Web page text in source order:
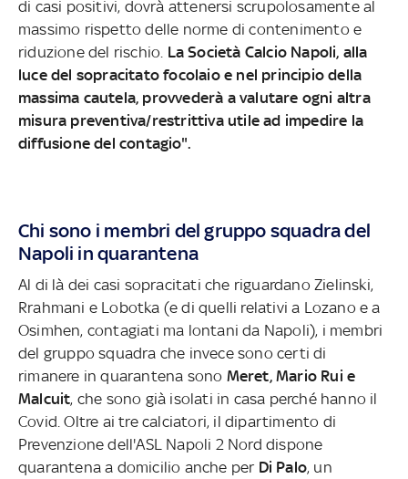
di casi positivi, dovrà attenersi scrupolosamente al
massimo rispetto delle norme di contenimento e
riduzione del rischio. La Società Calcio Napoli, alla
luce del sopracitato focolaio e nel principio della
massima cautela, provvederà a valutare ogni altra
misura preventiva/restrittiva utile ad impedire la
diffusione del contagio".
Chi sono i membri del gruppo squadra del
Napoli in quarantena
Al di là dei casi sopracitati che riguardano Zielinski,
Rrahmani e Lobotka (e di quelli relativi a Lozano e a
Osimhen, contagiati ma lontani da Napoli), i membri
del gruppo squadra che invece sono certi di
rimanere in quarantena sono Meret, Mario Rui e
Malcuit, che sono già isolati in casa perché hanno il
Covid. Oltre ai tre calciatori, il dipartimento di
Prevenzione dell'ASL Napoli 2 Nord dispone
quarantena a domicilio anche per Di Palo, un